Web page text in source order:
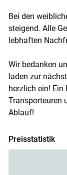
Bei den
steigend. Alle
lebhaften
Wir bedanken
laden zur
herzlich ein!
Transporteuren
Ablauf!
Preisstatistik